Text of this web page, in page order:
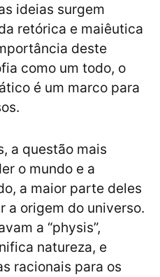
ideias surgem
retórica e maiêutica
deste
como um todo, o
é um marco para
a questão mais
o mundo e a
a maior parte deles
a origem do universo.
a “physis”,
natureza, e
racionais para os